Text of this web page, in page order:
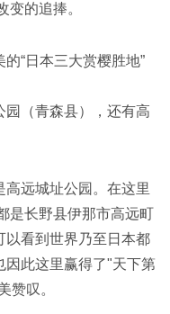
变的追捧。
“日本三大赏樱胜地”
（青森县），还有高
远城址公园。在这里
是长野县伊那市高远町
以看到世界乃至日本都
因此这里赢得了"天下第
赞叹。